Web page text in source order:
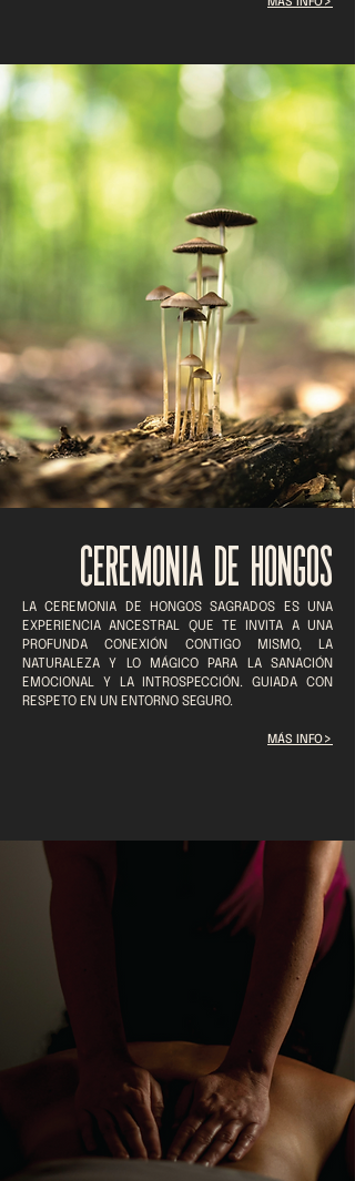
CEREMONIA DE HONGOS
LA CEREMONIA DE HONGOS SAGRADOS ES UNA
EXPERIENCIA ANCESTRAL QUE TE INVITA A UNA
PROFUNDA CONEXIÓN CONTIGO MISMO, LA
NATURALEZA Y LO MÁGICO PARA LA SANACIÓN
EMOCIONAL Y LA INTROSPECCIÓN. GUIADA CON
RESPETO EN UN ENTORNO SEGURO.
MÁS INFO>